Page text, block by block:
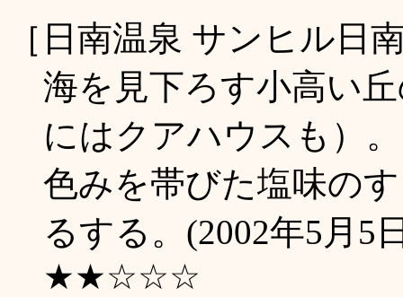
［日南温泉 サンヒル日
海を見下ろす小高い
にはクアハウスも）
色みを帯びた塩味の
るする。(2002年5月5
★★☆☆☆